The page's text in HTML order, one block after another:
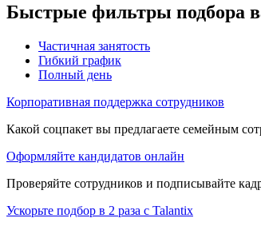
Быстрые фильтры подбора
Частичная занятость
Гибкий график
Полный день
Корпоративная поддержка сотрудников
Какой соцпакет вы предлагаете семейным
Оформляйте кандидатов онлайн
Проверяйте сотрудников и подписывайте
Ускорьте подбор в 2 раза с Talantix